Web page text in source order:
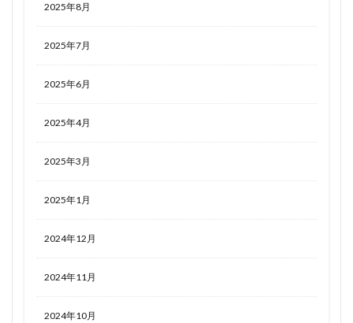
2025年8月
2025年7月
2025年6月
2025年4月
2025年3月
2025年1月
2024年12月
2024年11月
2024年10月